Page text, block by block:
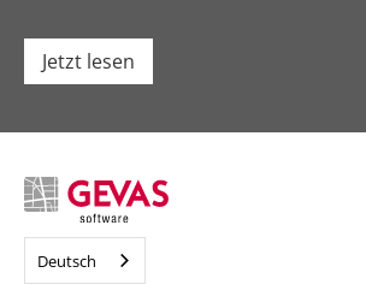
Jetzt lesen
Navigation
Deutsch